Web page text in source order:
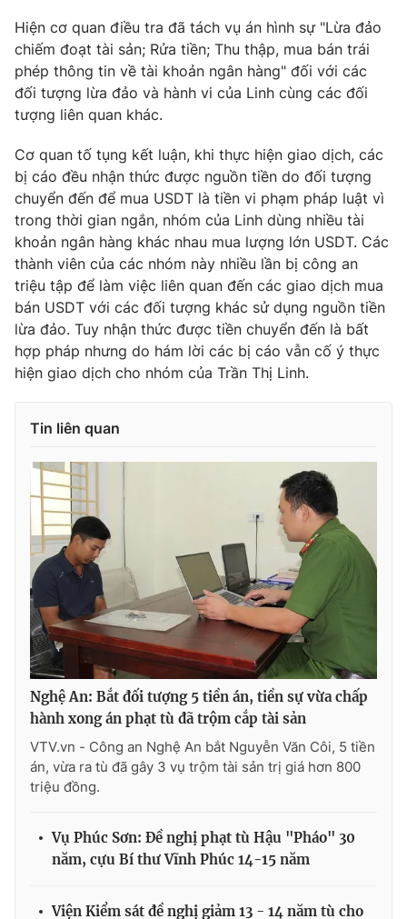
Hiện cơ quan điều tra đã tách vụ án hình sự "Lừa đảo
chiếm đoạt tài sản; Rửa tiền; Thu thập, mua bán trái
phép thông tin về tài khoản ngân hàng" đối với các
đối tượng lừa đảo và hành vi của Linh cùng các đối
tượng liên quan khác.
Cơ quan tố tụng kết luận, khi thực hiện giao dịch, các
bị cáo đều nhận thức được nguồn tiền do đối tượng
chuyển đến để mua USDT là tiền vi phạm pháp luật vì
trong thời gian ngắn, nhóm của Linh dùng nhiều tài
khoản ngân hàng khác nhau mua lượng lớn USDT. Các
thành viên của các nhóm này nhiều lần bị công an
triệu tập để làm việc liên quan đến các giao dịch mua
bán USDT với các đối tượng khác sử dụng nguồn tiền
lừa đảo. Tuy nhận thức được tiền chuyển đến là bất
hợp pháp nhưng do hám lời các bị cáo vẫn cố ý thực
hiện giao dịch cho nhóm của Trần Thị Linh.
Tin liên quan
Nghệ An: Bắt đối tượng 5 tiền án, tiền sự vừa chấp
hành xong án phạt tù đã trộm cắp tài sản
VTV.vn - Công an Nghệ An bắt Nguyễn Văn Côi, 5 tiền
án, vừa ra tù đã gây 3 vụ trộm tài sản trị giá hơn 800
triệu đồng.
Vụ Phúc Sơn: Đề nghị phạt tù Hậu "Pháo" 30
năm, cựu Bí thư Vĩnh Phúc 14-15 năm
Viện Kiểm sát đề nghị giảm 13 - 14 năm tù cho